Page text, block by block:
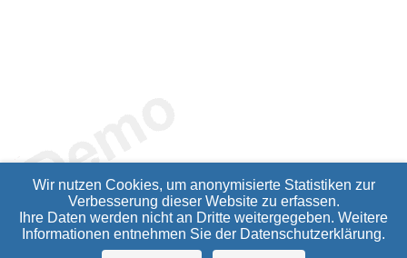
Wir nutzen Cookies, um anonymisierte Statistiken zur
Verbesserung dieser Website zu erfassen.
Ihre Daten werden nicht an Dritte weitergegeben. Weitere
Informationen entnehmen Sie der Datenschutzerklärung.